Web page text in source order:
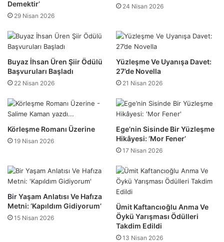
Demektir’
29 Nisan 2026
24 Nisan 2026
Buyaz İhsan Üren Şiir Ödülü
Başvuruları Başladı
22 Nisan 2026
Yüzleşme Ve Uyanışa Davet:
27’de Novella
21 Nisan 2026
Körleşme Romanı Üzerine
19 Nisan 2026
Ege’nin Sisinde Bir Yüzleşme
Hikâyesi: ‘Mor Fener’
17 Nisan 2026
Bir Yaşam Anlatısı Ve Hafıza
Metni: ‘Kapıldım Gidiyorum’
15 Nisan 2026
Ümit Kaftancıoğlu Anma Ve
Öykü Yarışması Ödülleri
Takdim Edildi
13 Nisan 2026